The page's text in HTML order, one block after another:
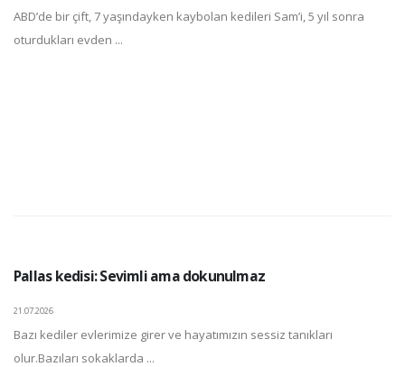
ABD’de bir çift, 7 yaşındayken kaybolan kedileri Sam’i, 5 yıl sonra
oturdukları evden ...
Pallas kedisi: Sevimli ama dokunulmaz
21.07.2026
Bazı kediler evlerimize girer ve hayatımızın sessiz tanıkları
olur.Bazıları sokaklarda ...